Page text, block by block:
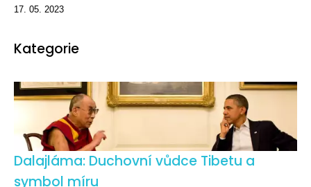
17. 05. 2023
Kategorie
Dalajláma: Duchovní vůdce Tibetu a
symbol míru